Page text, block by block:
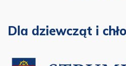
Dla dziewcząt i